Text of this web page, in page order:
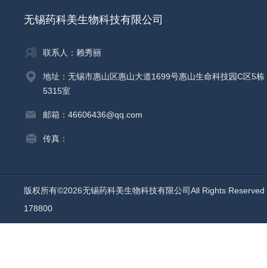
无锡药科美生物科技有限公司
联系人：赖秀丽
地址：无锡市惠山区惠山大道1699号惠山生命科技园C区5栋
5315室
邮箱：46606436@qq.com
传真：
版权所有©2026无锡药科美生物科技有限公司All Rights
178800